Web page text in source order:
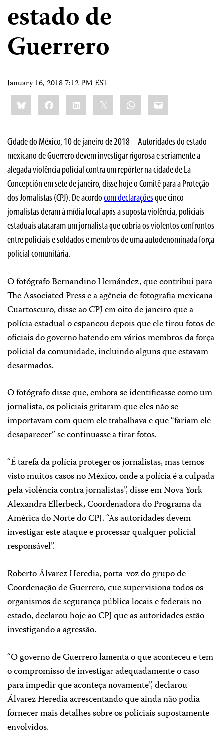
estado de
Guerrero
January 16, 2018 7:12 PM EST
Share
this:BlueskyFacebookLinkedIn WhatsApp
Email
Cidade do México, 10 de janeiro de 2018 – Autoridades do estado
mexicano de Guerrero devem investigar rigorosa e seriamente a
alegada violência policial contra um repórter na cidade de La
Concepción em sete de janeiro, disse hoje o Comitê para a Proteção
dos Jornalistas (CPJ). De acordocom declaraçõesque cinco
jornalistas deram à mídia local após a suposta violência, policiais
estaduais atacaram um jornalista que cobria os violentos confrontos
entre policiais e soldados e membros de uma autodenominada força
policial comunitária.
O fotógrafo Bernandino Hernández, que contribui para
The Associated Press e a agência de fotografia mexicana
Cuartoscuro, disse ao CPJ em oito de janeiro que a
polícia estadual o espancou depois que ele tirou fotos de
oficiais do governo batendo em vários membros da força
policial da comunidade, incluindo alguns que estavam
desarmados.
O fotógrafo disse que, embora se identificasse como um
jornalista, os policiais gritaram que eles não se
importavam com quem ele trabalhava e que “fariam ele
desaparecer” se continuasse a tirar fotos.
“É tarefa da polícia proteger os jornalistas, mas temos
visto muitos casos no México, onde a polícia é a culpada
pela violência contra jornalistas”, disse em Nova York
Alexandra Ellerbeck, Coordenadora do Programa da
América do Norte do CPJ. “As autoridades devem
investigar este ataque e processar qualquer policial
responsável”.
Roberto Álvarez Heredia, porta-voz do grupo de
Coordenação de Guerrero, que supervisiona todos os
organismos de segurança pública locais e federais no
estado, declarou hoje ao CPJ que as autoridades estão
investigando a agressão.
“O governo de Guerrero lamenta o que aconteceu e tem
o compromisso de investigar adequadamente o caso
para impedir que aconteça novamente”, declarou
Álvarez Heredia acrescentando que ainda não podia
fornecer mais detalhes sobre os policiais supostamente
envolvidos.